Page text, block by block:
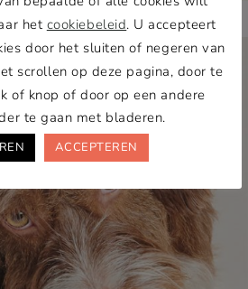
het cookiebeleid. U accepteert
door het sluiten of negeren van
scrollen op deze pagina, door te
of knop of door op een andere
te gaan met bladeren.
ACCEPTEREN